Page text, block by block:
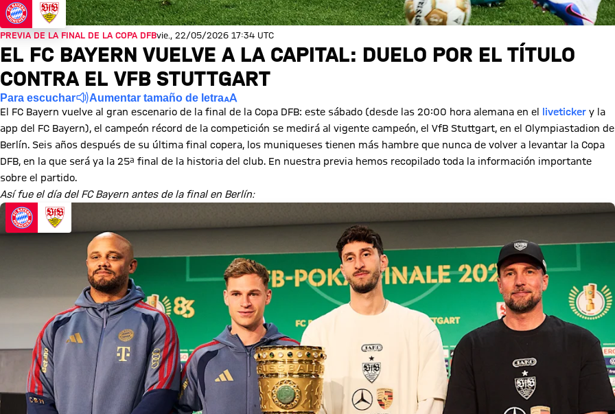
PREVIA DE LA FINAL DE LA COPA DFBvie., 22/05/2026 17:34 UTC
EL FC BAYERN VUELVE A LA CAPITAL: DUELO POR EL TÍTULO
CONTRA EL VFB STUTTGART
Para escuchar Aumentar tamaño de letra
El FC Bayern vuelve al gran escenario de la final de la Copa DFB: este sábado (desde las 20:00 hora alemana en el liveticker y la
app del FC Bayern), el campeón récord de la competición se medirá al vigente campeón, el VfB Stuttgart, en el Olympiastadion de
Berlín. Seis años después de su última final copera, los muniqueses tienen más hambre que nunca de volver a levantar la Copa
DFB, en la que será ya la 25ª final de la historia del club. En nuestra previa hemos recopilado toda la información importante
sobre el partido.
Así fue el día del FC Bayern antes de la final en Berlín: